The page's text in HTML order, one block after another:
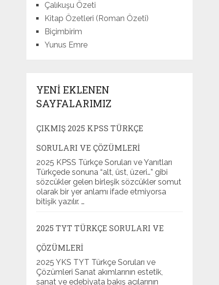
Çalıkuşu Özeti
Kitap Özetleri (Roman Özeti)
Biçimbirim
Yunus Emre
YENI EKLENEN
SAYFALARIMIZ
ÇIKMIŞ 2025 KPSS TÜRKÇE
SORULARI VE ÇÖZÜMLERI
2025 KPSS Türkçe Soruları ve Yanıtları
Türkçede sonuna “alt, üst, üzeri…” gibi
sözcükler gelen birleşik sözcükler somut
olarak bir yer anlamı ifade etmiyorsa
bitişik yazılır. …
2025 TYT TÜRKÇE SORULARI VE
ÇÖZÜMLERI
2025 YKS TYT Türkçe Soruları ve
Çözümleri Sanat akımlarının estetik,
sanat ve edebiyata bakış açılarının